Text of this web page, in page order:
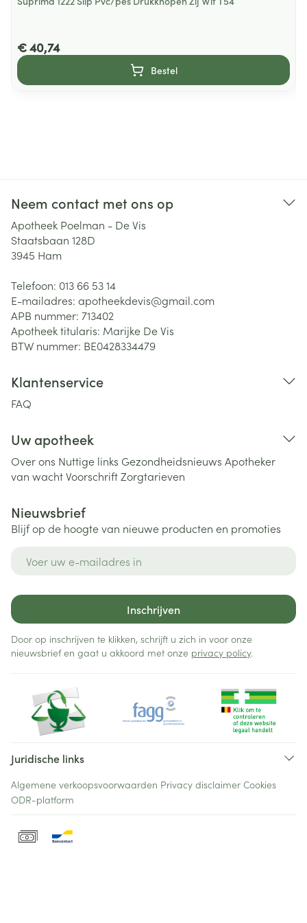
€ 40,74
Bestel
Neem contact met ons op
Apotheek Poelman - De Vis
Staatsbaan 128D
3945 Ham
Telefoon: 013 66 53 14
E-mailadres: apotheekdevis@gmail.com
APB nummer: 713402
Apotheek titularis: Marijke De Vis
BTW nummer: BE0428334479
Klantenservice
FAQ
Uw apotheek
Over ons Nuttige links Gezondheidsnieuws Apotheker
van wachtVoorschriftZorgtarieven
Nieuwsbrief
Blijf op de hoogte van nieuwe producten en promoties
Inschrijven
Door op inschrijven te klikken, schrijft u zich in voor onze
nieuwsbrief en gaat u akkoord met onze privacy policy.
Juridische links
Algemene verkoopsvoorwaarden Privacy disclaimer Cookies
ODR-platform